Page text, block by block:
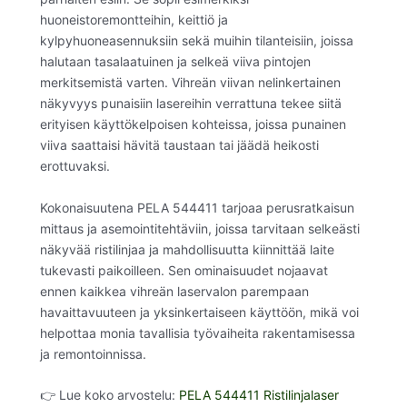
huoneistoremontteihin, keittiö ja
kylpyhuoneasennuksiin sekä muihin tilanteisiin, joissa
halutaan tasalaatuinen ja selkeä viiva pintojen
merkitsemistä varten. Vihreän viivan nelinkertainen
näkyvyys punaisiin lasereihin verrattuna tekee siitä
erityisen käyttökelpoisen kohteissa, joissa punainen
viiva saattaisi hävitä taustaan tai jäädä heikosti
erottuvaksi.
Kokonaisuutena PELA 544411 tarjoaa perusratkaisun
mittaus ja asemointitehtäviin, joissa tarvitaan selkeästi
näkyvää ristilinjaa ja mahdollisuutta kiinnittää laite
tukevasti paikoilleen. Sen ominaisuudet nojaavat
ennen kaikkea vihreän laservalon parempaan
havaittavuuteen ja yksinkertaiseen käyttöön, mikä voi
helpottaa monia tavallisia työvaiheita rakentamisessa
ja remontoinnissa.
👉 Lue koko arvostelu: PELA 544411 Ristilinjalaser